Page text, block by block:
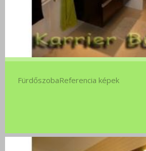
FürdőszobaReferencia képek